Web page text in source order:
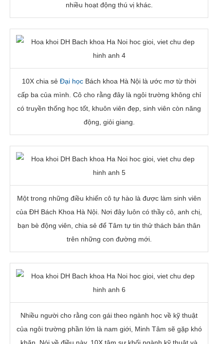
nhiều hoạt động thú vị khác.
10X chia sẻ Đại học Bách khoa Hà Nội là ước mơ từ thời
cấp ba của mình. Cô cho rằng đây là ngôi trường không chỉ
có truyền thống học tốt, khuôn viên đẹp, sinh viên còn năng
động, giỏi giang.
Một trong những điều khiến cô tự hào là được làm sinh viên
của ĐH Bách Khoa Hà Nội. Nơi đây luôn có thầy cô, anh chị,
bạn bè động viên, chia sẻ để Tâm tự tin thử thách bản thân
trên những con đường mới.
Nhiều người cho rằng con gái theo ngành học về kỹ thuật
của ngôi trường phần lớn là nam giới, Minh Tâm sẽ gặp khó
khăn. Nói về điều này, 10X tâm sự khối ngành kỹ thuật và